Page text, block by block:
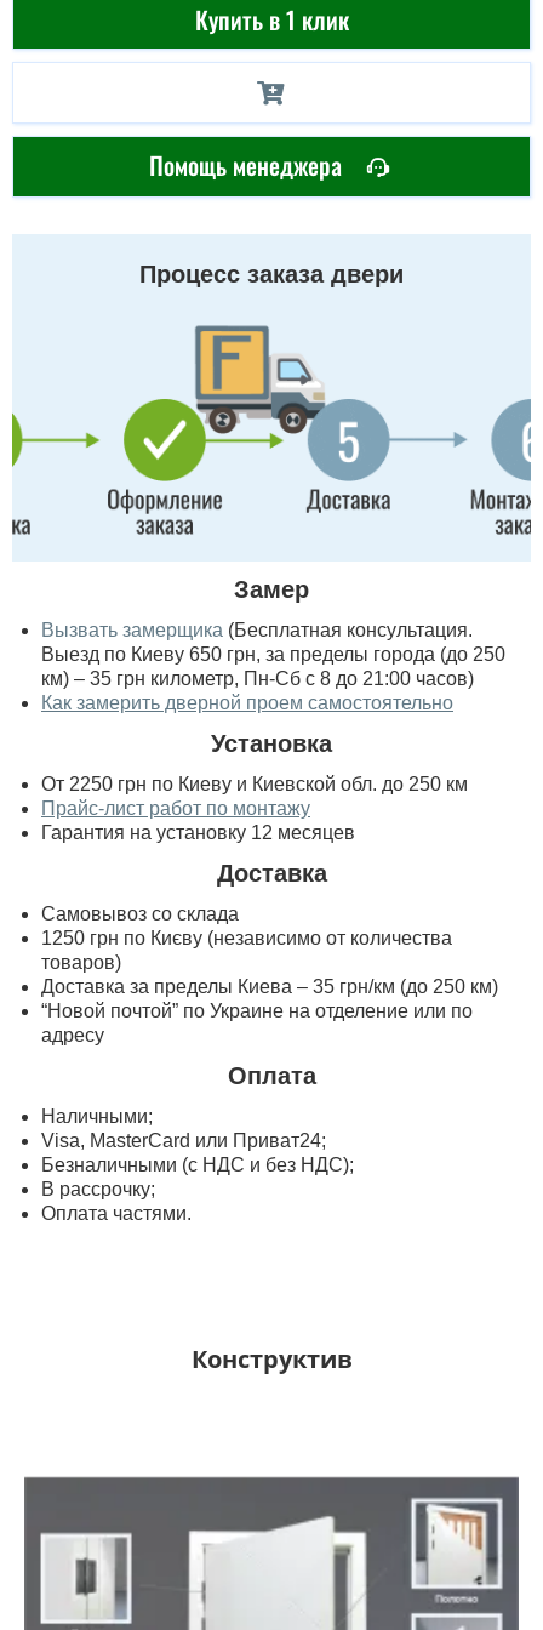
Купить в 1 клик
Помощь менеджера
Процесс заказа двери
Замер
Вызвать замерщика (Бесплатная консультация.
Выезд по Киеву 650 грн, за пределы города (до 250
км) – 35 грн километр, Пн-Сб с 8 до 21:00 часов)
Как замерить дверной проем самостоятельно
Установка
От 2250 грн по Киеву и Киевской обл. до 250 км
Прайс-лист работ по монтажу
Гарантия на установку 12 месяцев
Доставка
Самовывоз со склада
1250 грн по Києву (независимо от количества
товаров)
Доставка за пределы Киева – 35 грн/км (до 250 км)
“Новой почтой” по Украине на отделение или по
адресу
Оплата
Наличными;
Visa, MasterСard или Приват24;
Безналичными (с НДС и без НДС);
В рассрочку;
Оплата частями.
Конструктив